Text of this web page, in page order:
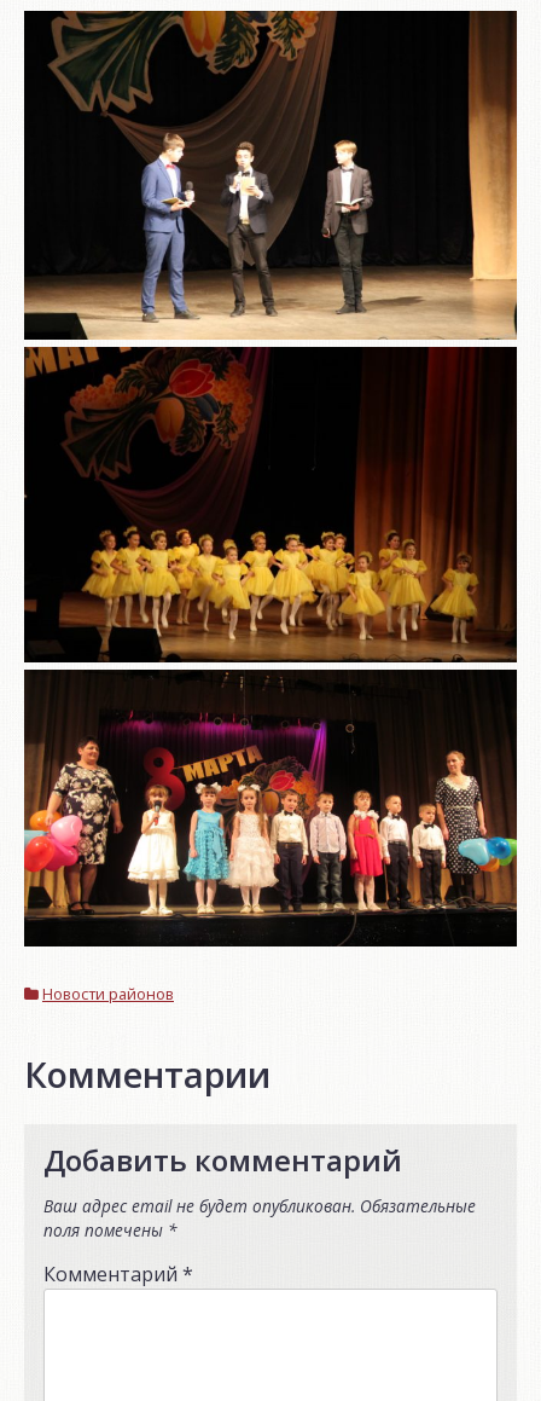
Новости районов
Комментарии
Добавить комментарий
Ваш адрес email не будет опубликован. Обязательные
поля помечены *
Комментарий *